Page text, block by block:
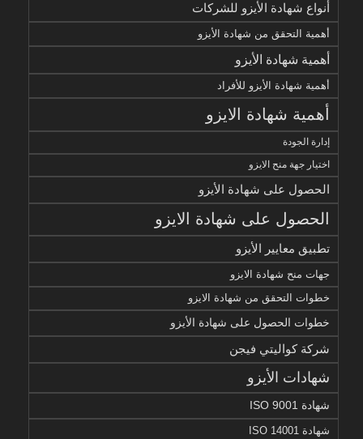
أنواع شهادة الأيزو للشركات
أهمية التحقق من شهادة الأيزو
أهمية شهادة الأيزو
أهمية شهادة الأيزو للأفراد
أهمية شهادة الايزو
إدارة الجودة
اختيار جهة منح الايزو
الحصول على شهادة الأيزو
الحصول على شهادة الايزو
تطبيق معايير الأيزو
جهات منح شهادة الايزو
خطوات التحقق من شهادة الايزو
خطوات الحصول على شهادة الأيزو
شركة كواليتي فيجن
شهادات الأيزو
شهادة ISO 9001
شهادة ISO 14001